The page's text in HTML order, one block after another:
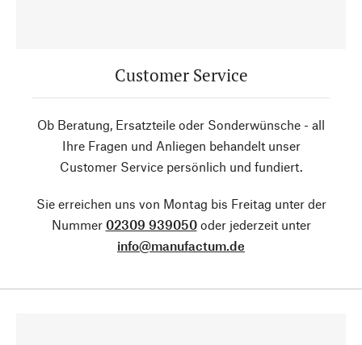
Customer Service
Ob Beratung, Ersatzteile oder Sonderwünsche - all
Ihre Fragen und Anliegen behandelt unser
Customer Service persönlich und fundiert.
Sie erreichen uns von Montag bis Freitag unter der
Nummer 02309 939050oder jederzeit unter
info@manufactum.de